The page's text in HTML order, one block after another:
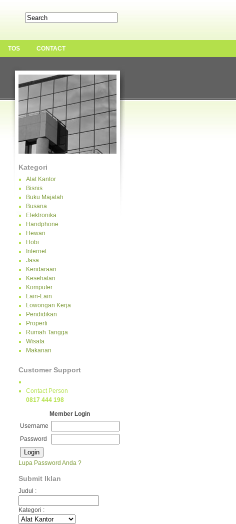
TOS CONTACT
Kategori
Alat Kantor
Bisnis
Buku Majalah
Busana
Elektronika
Handphone
Hewan
Hobi
Internet
Jasa
Kendaraan
Kesehatan
Komputer
Lain-Lain
Lowongan Kerja
Pendidikan
Properti
Rumah Tangga
Wisata
Makanan
Customer Support
Contact Person
0817 444 198
Member Login
Username
Password
Lupa Password Anda ?
Submit Iklan
Judul :
Kategori :